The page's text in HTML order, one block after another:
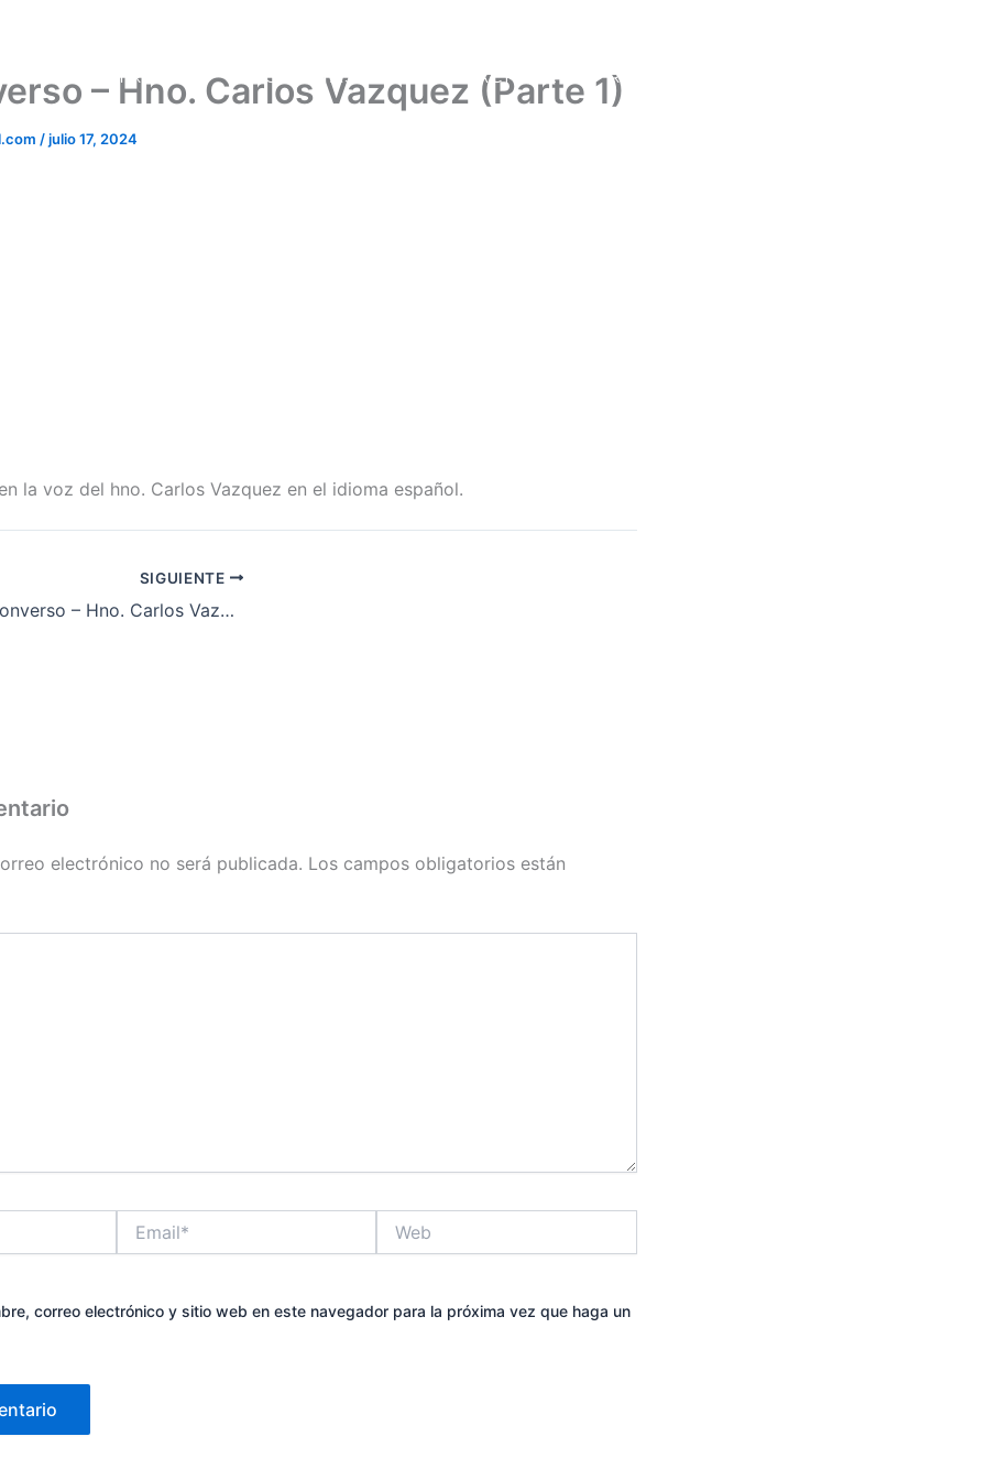
NOSOTROS DOCTRINAS PREDICACIONES RADIO BEREA
– Hno. Carlos Vazquez (Parte 1)
/julio 17, 2024
la voz del hno. Carlos Vazquez en el idioma español.
SIGUIENTE
El Inconverso – Hno. Carlos Vazquez (Parte 2 – Tseltal)
electrónico no será publicada. Los campos obligatorios están
correo electrónico y sitio web en este navegador para la próxima vez que haga un